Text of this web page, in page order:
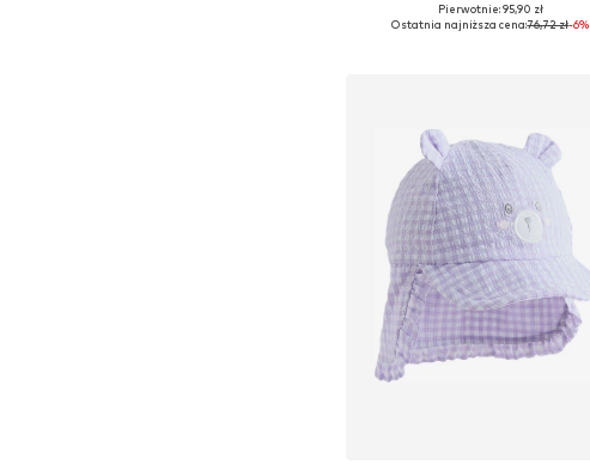
Dostępne rozmiary: One Size
Pierwotnie: 95,90 zł
Ostatnia najniższa cena:76,72 zł-6%